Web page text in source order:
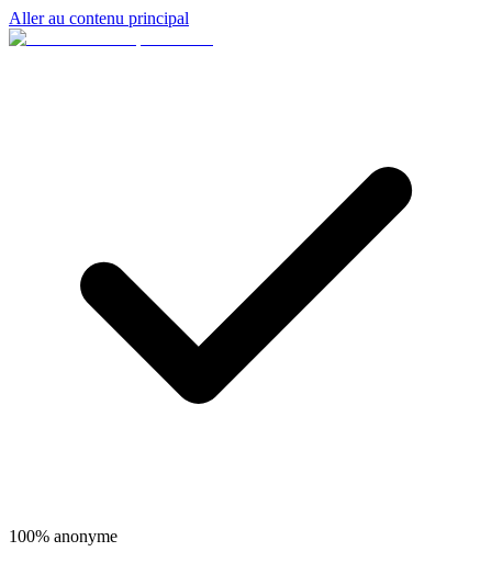
Aller au contenu principal
100% anonyme